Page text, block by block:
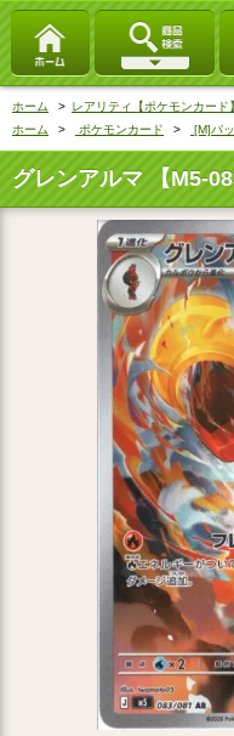
ホーム > レアリティ【ポケモンカード】
ホーム
> ポケモンカード > [M]パ
グレンアルマ 【M5-